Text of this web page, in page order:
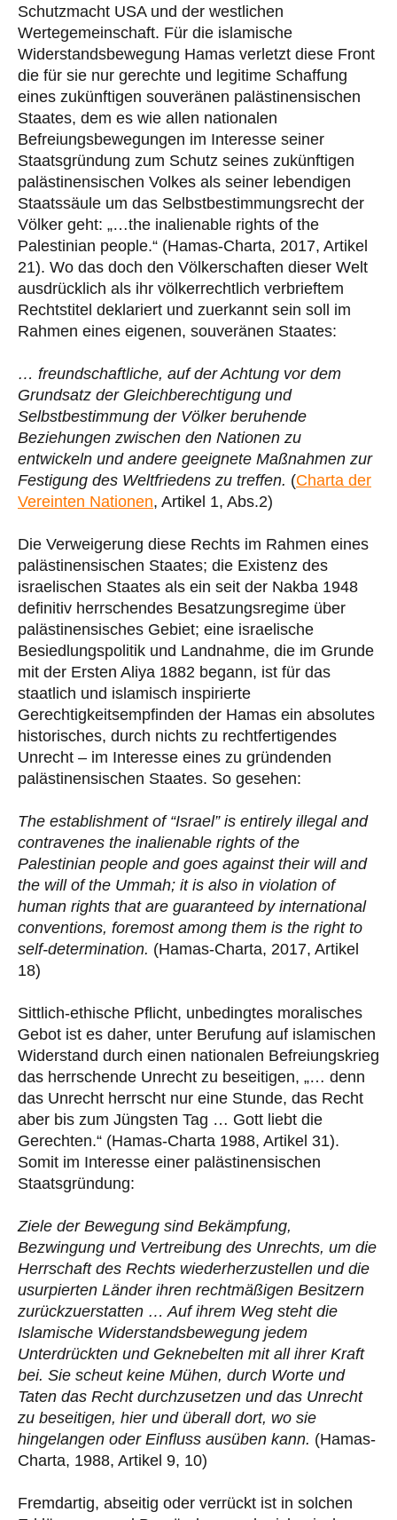
Schutzmacht USA und der westlichen
Wertegemeinschaft. Für die islamische
Widerstandsbewegung Hamas verletzt diese Front
die für sie nur gerechte und legitime Schaffung
eines zukünftigen souveränen palästinensischen
Staates, dem es wie allen nationalen
Befreiungsbewegungen im Interesse seiner
Staatsgründung zum Schutz seines zukünftigen
palästinensischen Volkes als seiner lebendigen
Staatssäule um das Selbstbestimmungsrecht der
Völker geht: „…the inalienable rights of the
Palestinian people.“ (Hamas-Charta, 2017, Artikel
21). Wo das doch den Völkerschaften dieser Welt
ausdrücklich als ihr völkerrechtlich verbrieftem
Rechtstitel deklariert und zuerkannt sein soll im
Rahmen eines eigenen, souveränen Staates:
… freundschaftliche, auf der Achtung vor dem
Grundsatz der Gleichberechtigung und
Selbstbestimmung der Völker beruhende
Beziehungen zwischen den Nationen zu
entwickeln und andere geeignete Maßnahmen zur
Festigung des Weltfriedens zu treffen. (Charta der
Vereinten Nationen, Artikel 1, Abs.2)
Die Verweigerung diese Rechts im Rahmen eines
palästinensischen Staates; die Existenz des
israelischen Staates als ein seit der Nakba 1948
definitiv herrschendes Besatzungsregime über
palästinensisches Gebiet; eine israelische
Besiedlungspolitik und Landnahme, die im Grunde
mit der Ersten Aliya 1882 begann, ist für das
staatlich und islamisch inspirierte
Gerechtigkeitsempfinden der Hamas ein absolutes
historisches, durch nichts zu rechtfertigendes
Unrecht – im Interesse eines zu gründenden
palästinensischen Staates. So gesehen:
The establishment of “Israel” is entirely illegal and
contravenes the inalienable rights of the
Palestinian people and goes against their will and
the will of the Ummah; it is also in violation of
human rights that are guaranteed by international
conventions, foremost among them is the right to
self-determination. (Hamas-Charta, 2017, Artikel
18)
Sittlich-ethische Pflicht, unbedingtes moralisches
Gebot ist es daher, unter Berufung auf islamischen
Widerstand durch einen nationalen Befreiungskrieg
das herrschende Unrecht zu beseitigen, „… denn
das Unrecht herrscht nur eine Stunde, das Recht
aber bis zum Jüngsten Tag … Gott liebt die
Gerechten.“ (Hamas-Charta 1988, Artikel 31).
Somit im Interesse einer palästinensischen
Staatsgründung:
Ziele der Bewegung sind Bekämpfung,
Bezwingung und Vertreibung des Unrechts, um die
Herrschaft des Rechts wiederherzustellen und die
usurpierten Länder ihren rechtmäßigen Besitzern
zurückzuerstatten … Auf ihrem Weg steht die
Islamische Widerstandsbewegung jedem
Unterdrückten und Geknebelten mit all ihrer Kraft
bei. Sie scheut keine Mühen, durch Worte und
Taten das Recht durchzusetzen und das Unrecht
zu beseitigen, hier und überall dort, wo sie
hingelangen oder Einfluss ausüben kann. (Hamas-
Charta, 1988, Artikel 9, 10)
Fremdartig, abseitig oder verrückt ist in solchen